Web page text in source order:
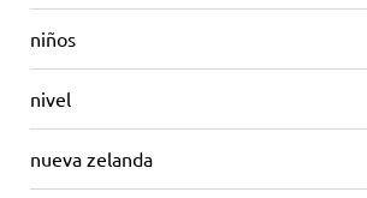
niños
nivel
nueva zelanda